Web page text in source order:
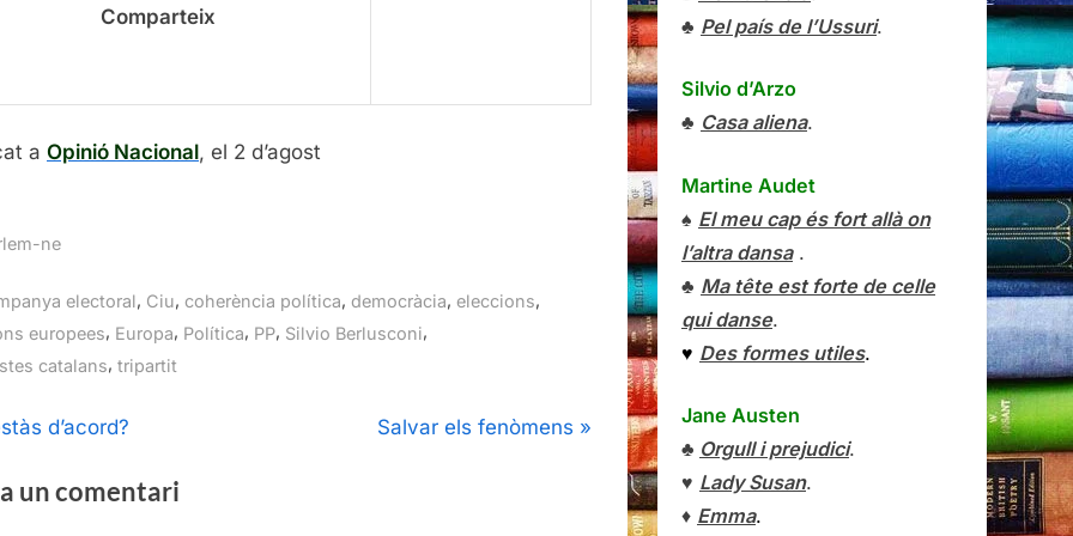
Comparteix
a Opinió Nacional, el 2 d’agost
ne
electoral, Ciu, coherència política, democràcia, eleccions,
europees, Europa, Política, PP, Silvio Berlusconi,
catalans, tripartit
d’acord?
N
Salvar els fenòmens
un comentari
♣ Pel país de l’Ussuri.
Silvio d’Arzo
♣ Casa aliena.
Martine Audet
♠ El meu cap és fort allà on
l’altra dansa.
♣ Ma tête est forte de celle
qui danse.
♥ Des formes utiles.
Jane Austen
♣ Orgull i prejudici.
♥ Lady Susan.
♦ Emma.